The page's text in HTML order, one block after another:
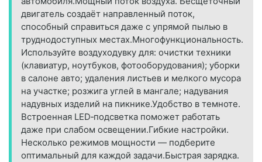
двигатель создаёт направленный поток,
способный справиться даже с упрямой пылью в
труднодоступных местах.Многофункциональность.
Используйте воздуходувку для: очистки техники
(клавиатур, ноутбуков, фотооборудования); уборки
в салоне авто; удаления листьев и мелкого мусора
на участке; розжига углей в мангале; надувания
надувных изделий на пикнике.Удобство в темноте.
Встроенная LED‑подсветка поможет работать
даже при слабом освещении.Гибкие настройки.
Несколько режимов мощности — подберите
оптимальный для каждой задачи.Быстрая зарядка.